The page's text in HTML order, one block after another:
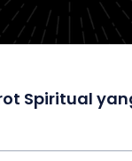
Spiritual